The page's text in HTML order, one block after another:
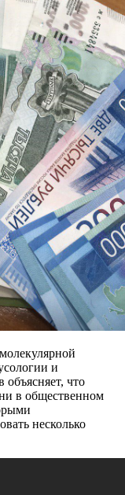
и
что
в общественном
несколько